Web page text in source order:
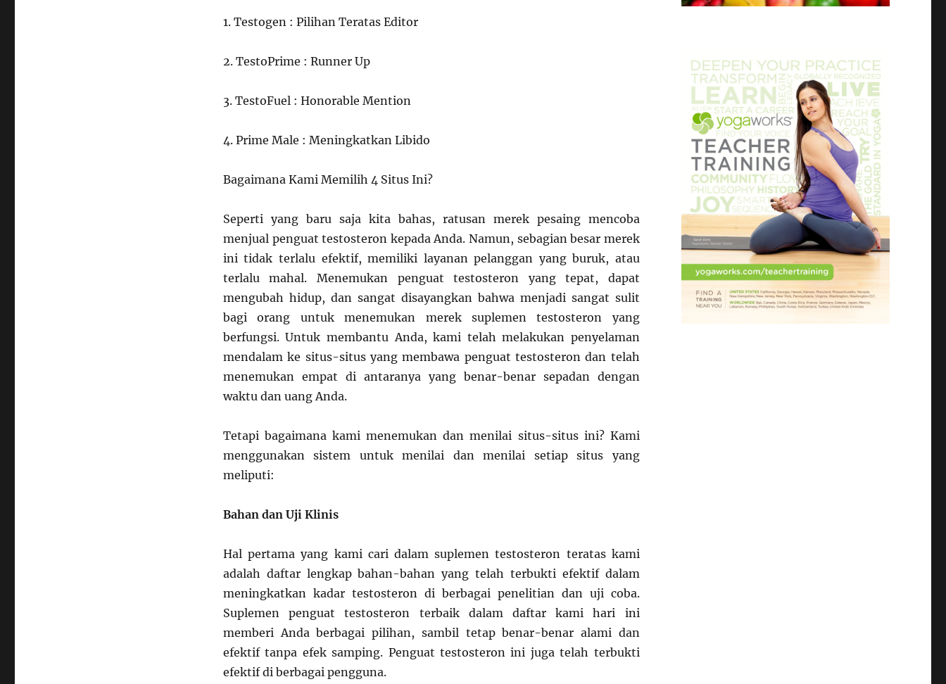
1. Testogen : Pilihan Teratas Editor
2. TestoPrime : Runner Up
3. TestoFuel : Honorable Mention
4. Prime Male : Meningkatkan Libido
Bagaimana Kami Memilih 4 Situs Ini?
Seperti yang baru saja kita bahas, ratusan merek pesaing mencoba
menjual penguat testosteron kepada Anda. Namun, sebagian besar merek
ini tidak terlalu efektif, memiliki layanan pelanggan yang buruk, atau
terlalu mahal. Menemukan penguat testosteron yang tepat, dapat
mengubah hidup, dan sangat disayangkan bahwa menjadi sangat sulit
bagi orang untuk menemukan merek suplemen testosteron yang
berfungsi. Untuk membantu Anda, kami telah melakukan penyelaman
mendalam ke situs-situs yang membawa penguat testosteron dan telah
menemukan empat di antaranya yang benar-benar sepadan dengan
waktu dan uang Anda.
Tetapi bagaimana kami menemukan dan menilai situs-situs ini? Kami
menggunakan sistem untuk menilai dan menilai setiap situs yang
meliputi:
Bahan dan Uji Klinis
Hal pertama yang kami cari dalam suplemen testosteron teratas kami
adalah daftar lengkap bahan-bahan yang telah terbukti efektif dalam
meningkatkan kadar testosteron di berbagai penelitian dan uji coba.
Suplemen penguat testosteron terbaik dalam daftar kami hari ini
memberi Anda berbagai pilihan, sambil tetap benar-benar alami dan
efektif tanpa efek samping. Penguat testosteron ini juga telah terbukti
efektif di berbagai pengguna.